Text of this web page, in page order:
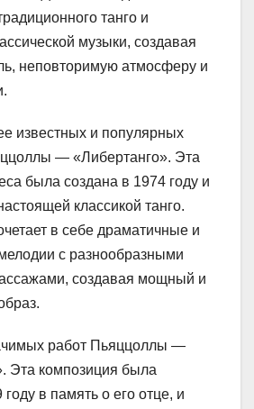
танго и
музыки, создавая
неповторимую атмосферу и
известных и популярных
— «Либертанго». Эта
была создана в 1974 году и
классикой танго.
в себе драматичные и
с разнообразными
создавая мощный и
работ Пьяццоллы —
Эта композиция была
в память о его отце, и